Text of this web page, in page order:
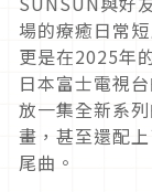
場的療癒日常
更是在2025年
日本富士電視
放一集全新系
畫，甚至還配
尾曲。